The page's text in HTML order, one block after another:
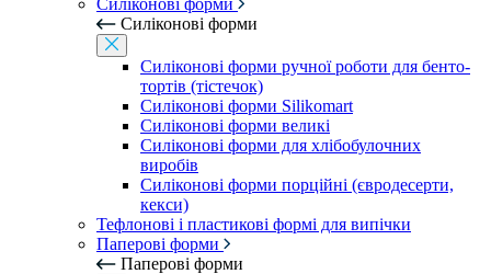
Силіконові форми
Силіконові форми
Силіконові форми ручної роботи для бенто-
тортів (тістечок)
Силіконові форми Silikomart
Силіконові форми великі
Силіконові форми для хлібобулочних
виробів
Силіконові форми порційні (євродесерти,
кекси)
Тефлонові і пластикові формі для випічки
Паперові форми
Паперові форми